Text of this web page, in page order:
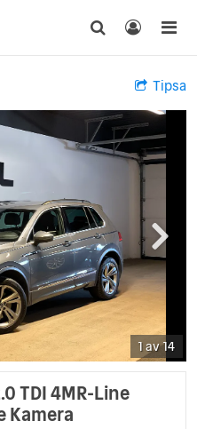
Tipsa
1 av 14
TDI 4MR-Line
Kamera